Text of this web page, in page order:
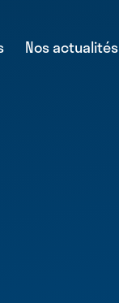
Nos actualités